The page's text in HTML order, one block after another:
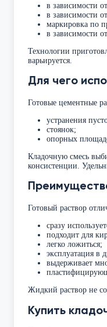
в зависимости
в зависимости
маркировка по
в зависимости
Технологии
варьируется.
Для чего
Готовые цементные
устранения
стоянок;
опорных
Кладочную смесь
консистенции.
Готовый раствор
сразу
подходит для
легко ложиться;
эксплуатация в
выдерживает
Жидкий раствор не
Купить